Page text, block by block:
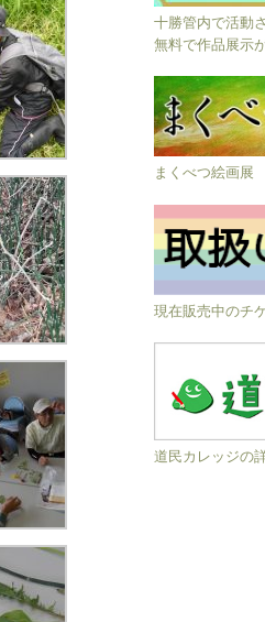
十勝管内で活動
無料で作品展示
まくべつ絵画展
現在販売中のチ
道民カレッジの